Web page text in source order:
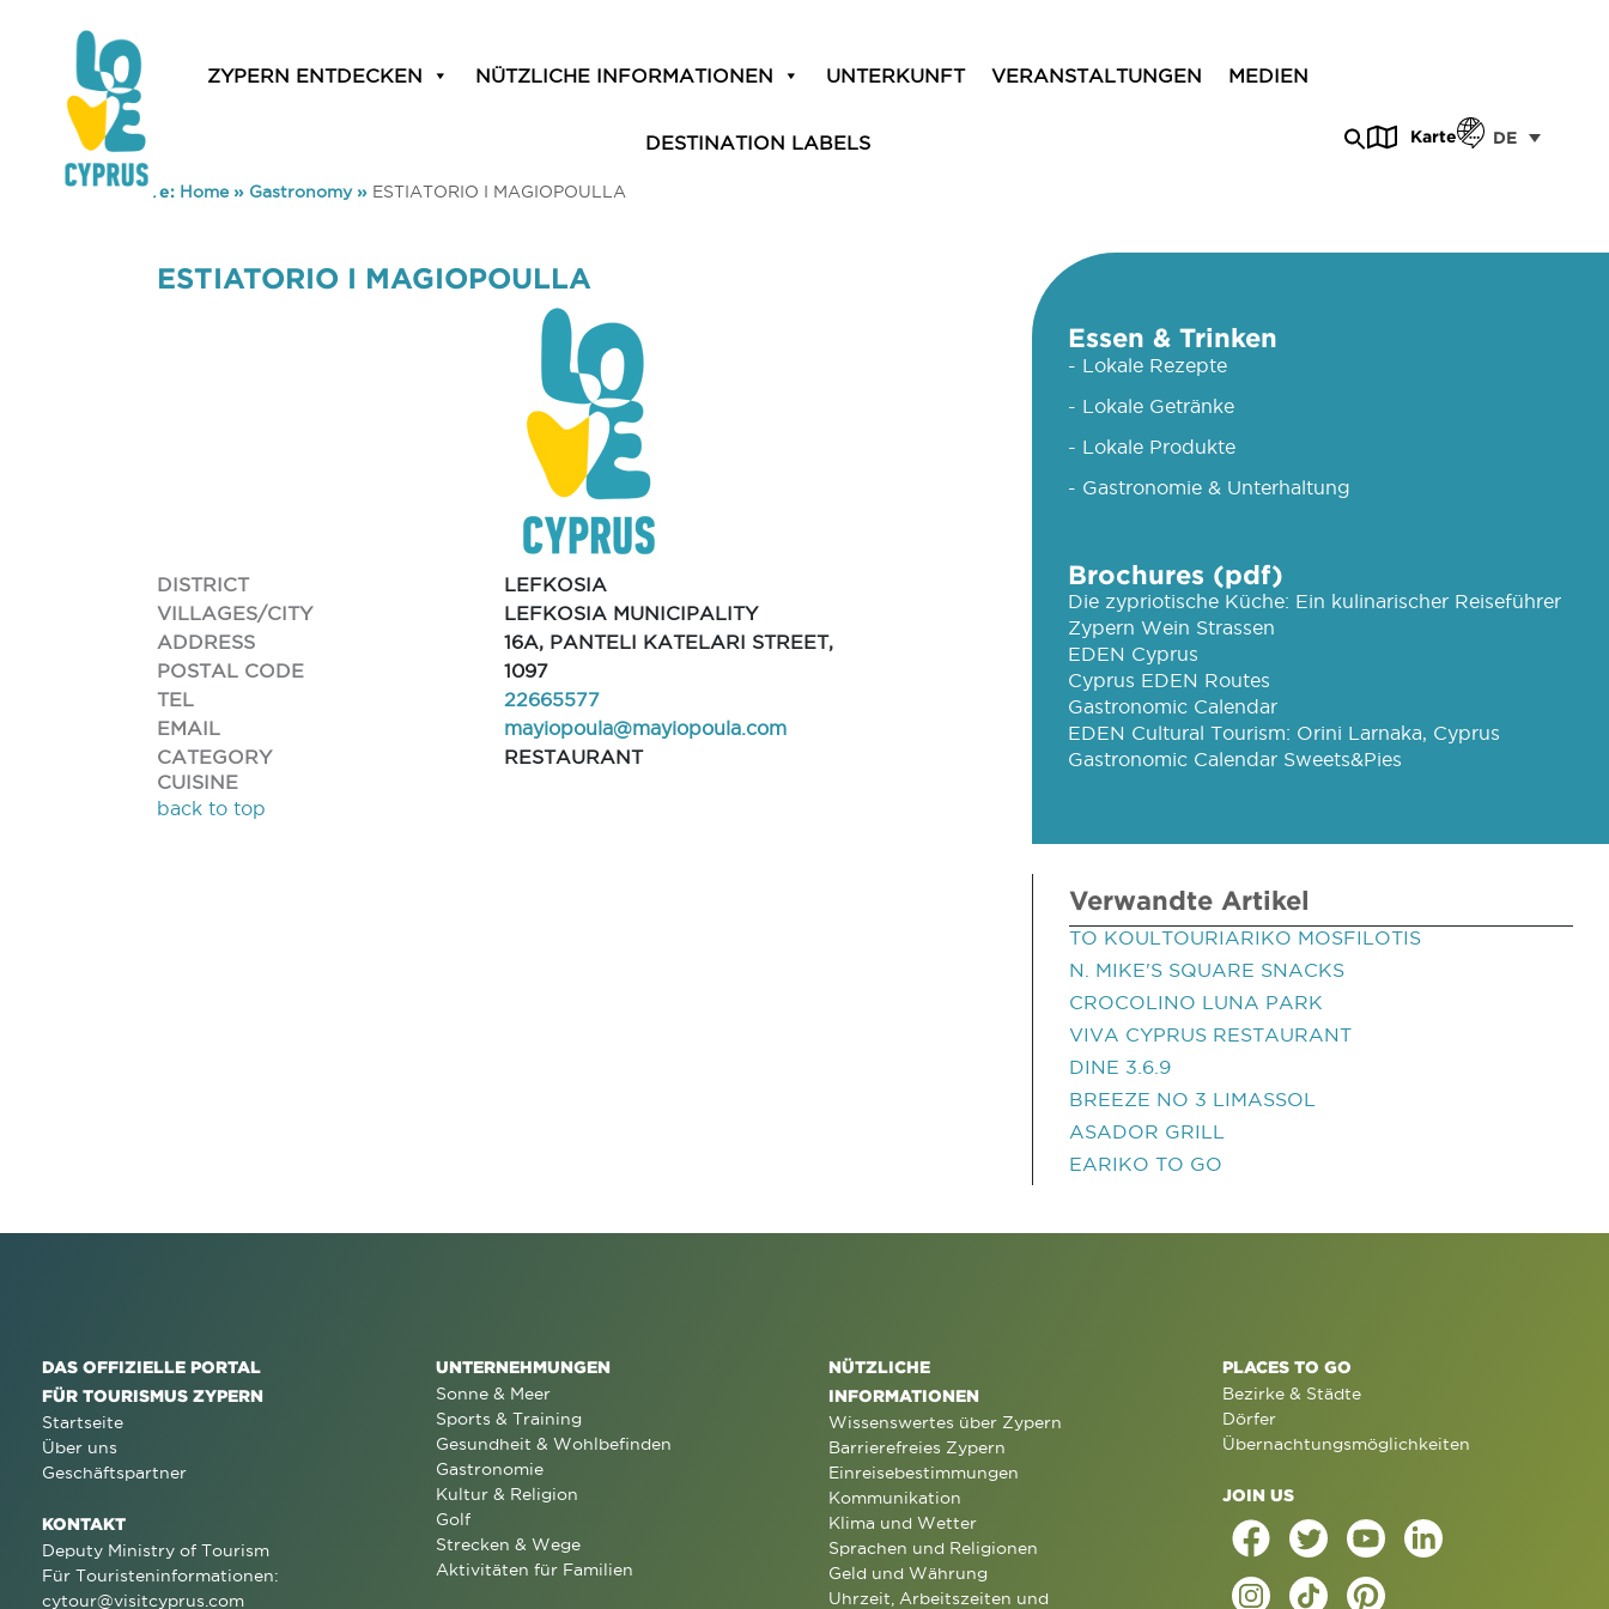
ZYPERN ENTDECKEN NÜTZLICHE INFORMATIONEN UNTERKUNFT VERANSTALTUNGEN MEDIEN
DESTINATION LABELS Karte DE
You are here: Home» Gastronomy» ESTIATORIO I MAGIOPOULLA
ESTIATORIO I MAGIOPOULLA
DISTRICT
LEFKOSIA
VILLAGES/CITY
LEFKOSIA MUNICIPALITY
ADDRESS
16A, PANTELI KATELARI STREET,
POSTAL CODE
1097
TEL
22665577
EMAIL
mayiopoula@mayiopoula.com
CATEGORY
RESTAURANT
CUISINE
back to top
Essen & Trinken
- Lokale Rezepte
- Lokale Getränke
- Lokale Produkte
- Gastronomie & Unterhaltung
Brochures (pdf)
Die zypriotische Küche: Ein kulinarischer Reiseführer
Zypern Wein Strassen
EDEN Cyprus
Cyprus EDEN Routes
Gastronomic Calendar
EDEN Cultural Tourism: Orini Larnaka, Cyprus
Gastronomic Calendar Sweets&Pies
Verwandte Artikel
TO KOULTOURIARIKO MOSFILOTIS
N. MIKE'S SQUARE SNACKS
CROCOLINO LUNA PARK
VIVA CYPRUS RESTAURANT
DINE 3.6.9
BREEZE NO 3 LIMASSOL
ASADOR GRILL
EARIKO TO GO
DAS OFFIZIELLE PORTAL
FÜR TOURISMUS ZYPERN
Startseite
Über uns
Geschäftspartner
KONTAKT
Deputy Ministry of Tourism
Für Touristeninformationen:
cytour@visitcyprus.com
UNTERNEHMUNGEN
Sonne & Meer
Sports & Training
Gesundheit & Wohlbefinden
Gastronomie
Kultur & Religion
Golf
Strecken & Wege
Aktivitäten für Familien
NÜTZLICHE
INFORMATIONEN
Wissenswertes über Zypern
Barrierefreies Zypern
Einreisebestimmungen
Kommunikation
Klima und Wetter
Sprachen und Religionen
Geld und Währung
Uhrzeit, Arbeitszeiten und
PLACES TO GO
Bezirke & Städte
Dörfer
Übernachtungsmöglichkeiten
JOIN US